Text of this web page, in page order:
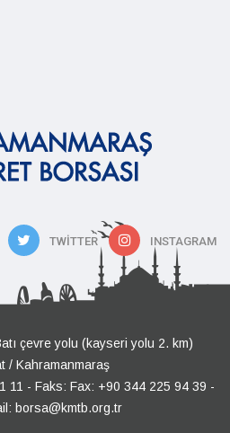
TWITTER INSTAGRAM
çevre yolu (kayseri yolu 2. km)
/ Kahramanmaraş
11 - Faks: Fax: +90 344 225 94 39 -
borsa@kmtb.org.tr